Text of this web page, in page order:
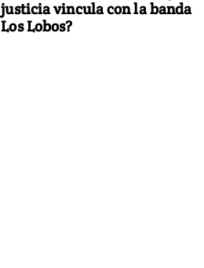
justicia vincula con la banda
Los Lobos?